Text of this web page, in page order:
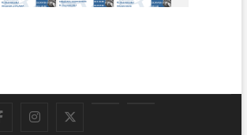
FacebookInstagram